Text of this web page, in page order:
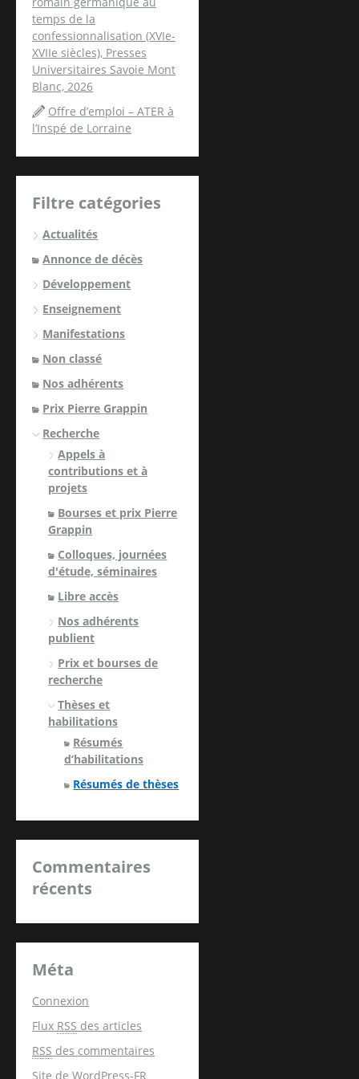
temps de la
confessionnalisation (XVIe-
XVIIe siècles), Presses
Universitaires Savoie Mont
Blanc, 2026
Offre d’emploi – ATER à
l’Inspé de Lorraine
Filtre catégories
Actualités
Annonce de décès
Développement
Enseignement
Manifestations
Non classé
Nos adhérents
Prix Pierre Grappin
Recherche
Appels à
contributions et à
projets
Bourses et prix Pierre
Grappin
Colloques, journées
d'étude, séminaires
Libre accès
Nos adhérents
publient
Prix et bourses de
recherche
Thèses et
habilitations
Résumés
d’habilitations
Résumés de thèses
Commentaires
récents
Méta
Connexion
Flux RSS des articles
RSS des commentaires
Site de WordPress-FR